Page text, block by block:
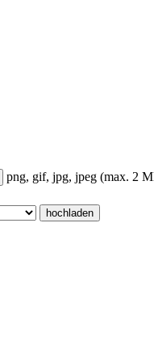
png, gif, jpg, jpeg (max. 2